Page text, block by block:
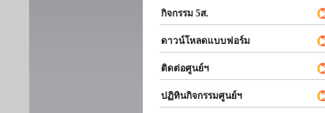
กิจกรรม 5ส.
ดาวน์โหลดแบบฟอร์ม
ติดต่อศูนย์ฯ
ปฏิทินกิจกรรมศูนย์ฯ